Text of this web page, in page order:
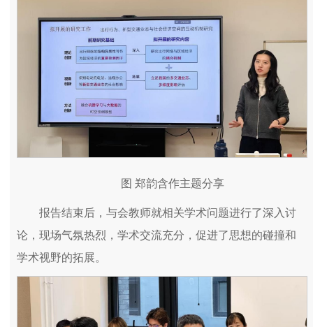
图 郑韵含作主题分享
报告结束后，与会教师就相关学术问题进行了深入讨
论，现场气氛热烈，学术交流充分，促进了思想的碰撞和
学术视野的拓展。